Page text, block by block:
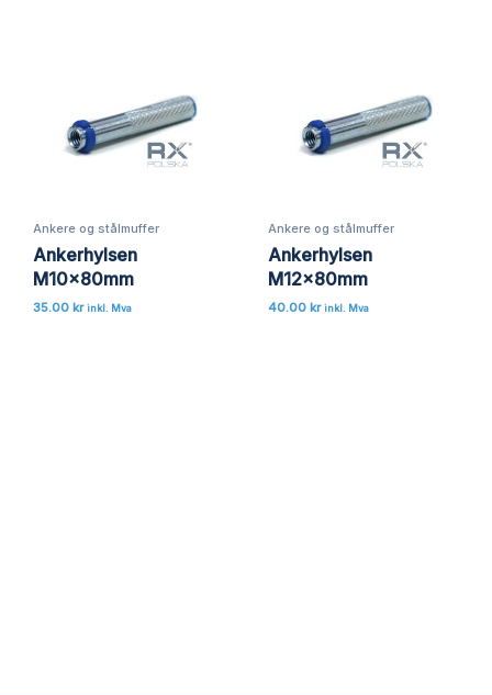
Ankere og stålmuffer
Ankerhylsen
M10x80mm
35.00 kr inkl. Mva
Ankere og stålmuffer
Ankerhylsen
M12x80mm
40.00 kr inkl. Mva